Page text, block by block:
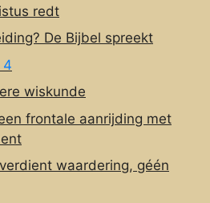
redt
De Bijbel spreekt
4
wiskunde
frontale aanrijding met
waardering, géén